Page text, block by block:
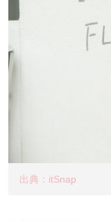
出典：itSnap